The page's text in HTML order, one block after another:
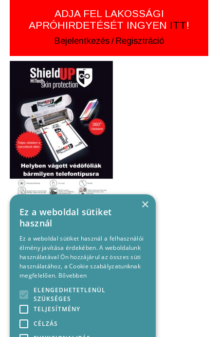
ADJA FEL LAKOSSÁGI
APRÓHIRDETÉSÉT INGYEN ITT!
Bejelentkezés / Regisztráció
×
Ez a weboldal sütiket
használ
Ez a weboldal sütiket használ a felhasználói
élmény javítása érdekében. A weboldalunk
használatával Ön hozzájárul az összes süti
használatához, a Cookie szabályzatunknak
megfelelően. Bővebben
ELENGEDHETETLENÜL
SZÜKSÉGES
TELJESÍTMÉNY
CÉLZÁS